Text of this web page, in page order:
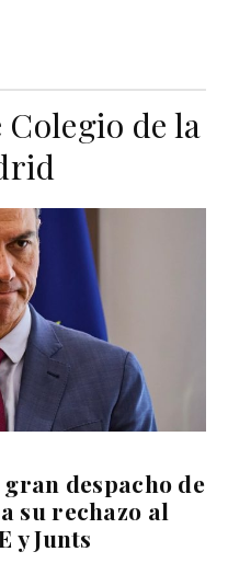
de la
despacho de
su rechazo al
y Junts